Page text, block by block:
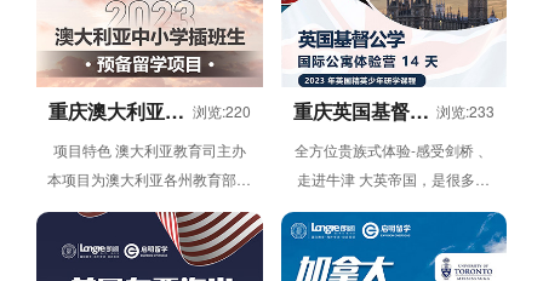
重庆澳大利亚中
学培训课程
浏览:220
项目特色 澳大利亚教育司主办
本项目为澳大利亚各州教育部国
际教育司负责主办，欢迎全世界
对澳洲教育和文化有兴趣的各国
重庆英国基督公
营
浏览:233
全方位贵族式体验-感受剑桥 、
走进牛津 大英帝国，是很多人
的梦想，大不列颠独特的风韵，
令许多人心生向往。她是曾经的
世界...